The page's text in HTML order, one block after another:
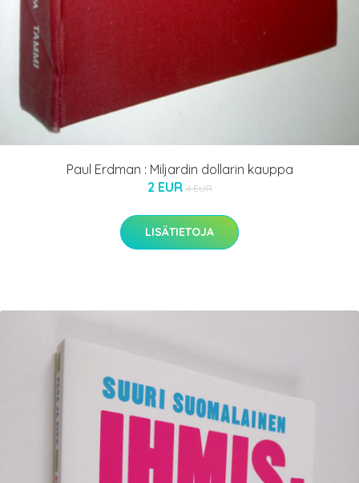
Paul Erdman : Miljardin dollarin kauppa
2 EUR 4 EUR
LISÄTIETOJA